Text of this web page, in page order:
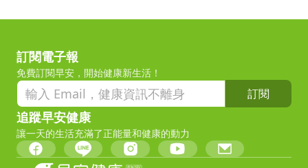
訂閱電子報
免費訂閱早安，開始健康新生活！
訂閱
追蹤早安健康
讓一天的生活充滿了正能量和健康的動力